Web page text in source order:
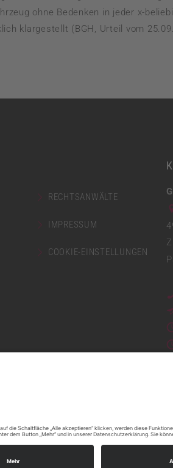
ohne Bedenken in jeder x-
klargestellt (BGH, Urteil vom
RECHTSANWÄLTE
IMPRESSUM
COOKIE-EINSTELLUNGEN